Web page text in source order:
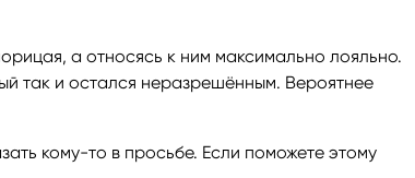
а относясь к ним максимально лояльно.
так и остался неразрешённым. Вероятнее
кому-то в просьбе. Если поможете этому